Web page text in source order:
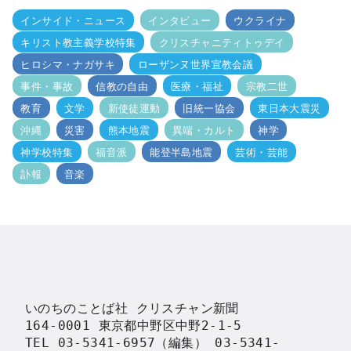
インサイド・ニュース インタビュー
ウクライナ
キリスト教主義学校特集
クリスチャニティトゥデイ
ヒロシマ・ナガサキ
ローザンヌ世界宣教会議
事件・事故
信教の自由 医療・福祉
宗教二世
教育
文学 新使徒運動 旧統一協会
東日本大震災
沖縄
災害 熊本地震 異端・カルト
神学
神学校特集
福音派 能登半島地震
芸術・芸能
訃報
音楽
いのちのことば社 クリスチャン新聞
164-0001 東京都中野区中野2-1-5
TEL 03-5341-6957（編集） 03-5341-